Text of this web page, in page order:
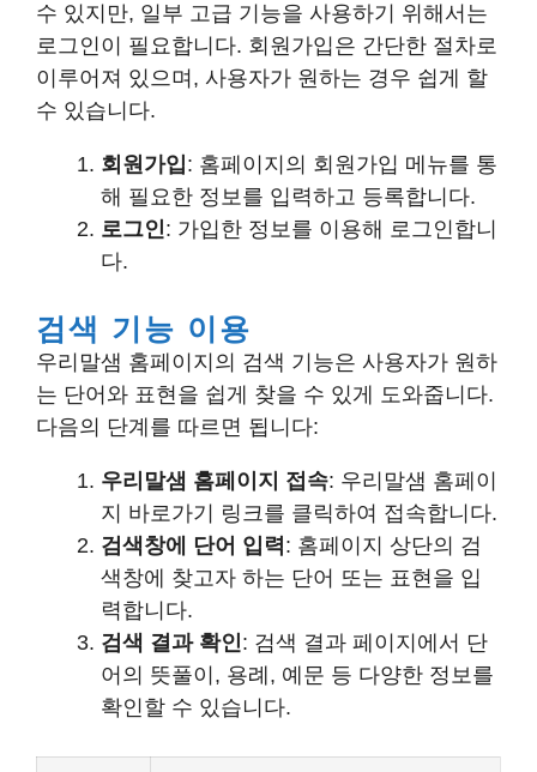
수 있지만, 일부 고급 기능을 사용하기 위해서는
로그인이 필요합니다. 회원가입은 간단한 절차로
이루어져 있으며, 사용자가 원하는 경우 쉽게 할
수 있습니다.
회원가입: 홈페이지의 회원가입 메뉴를 통
해 필요한 정보를 입력하고 등록합니다.
로그인: 가입한 정보를 이용해 로그인합니
다.
검색 기능 이용
우리말샘 홈페이지의 검색 기능은 사용자가 원하
는 단어와 표현을 쉽게 찾을 수 있게 도와줍니다.
다음의 단계를 따르면 됩니다:
우리말샘 홈페이지 접속: 우리말샘 홈페이
지 바로가기 링크를 클릭하여 접속합니다.
검색창에 단어 입력 : 홈페이지 상단의 검
색창에 찾고자 하는 단어 또는 표현을 입
력합니다.
검색 결과 확인: 검색 결과 페이지에서 단
어의 뜻풀이, 용례, 예문 등 다양한 정보를
확인할 수 있습니다.